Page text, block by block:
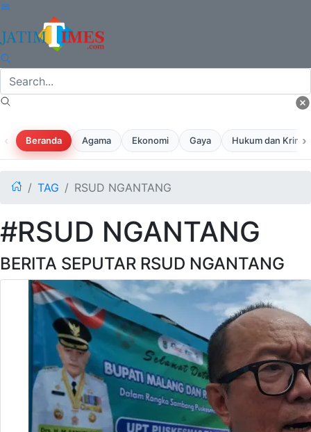
‹ Beranda Agama Ekonomi Gaya Hukum dan ›
TAG RSUD NGANTANG
#RSUD NGANTANG
BERITA SEPUTAR RSUD NGANTANG